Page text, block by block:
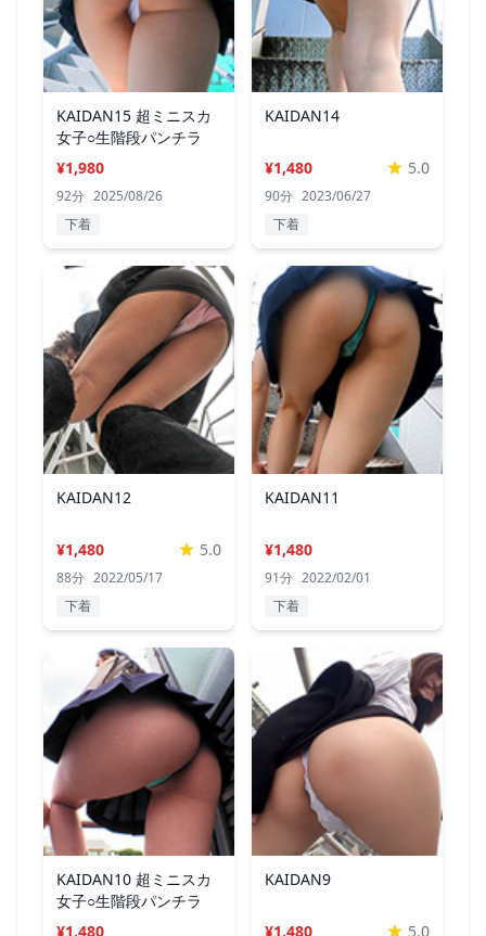
KAIDAN15 超ミニスカ
女子○生階段パンチラ
¥1,980
92分 2025/08/26
下着
KAIDAN14
¥1,480 5.0
90分 2023/06/27
下着
KAIDAN12
¥1,480 5.0
88分 2022/05/17
下着
KAIDAN11
¥1,480
91分 2022/02/01
下着
KAIDAN10 超ミニスカ
女子○生階段パンチラ
¥1,480
KAIDAN9
¥1,480 5.0